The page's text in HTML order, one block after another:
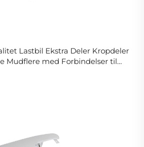
Lastbil Ekstra Deler Kropdeler
Mudflere med Forbindelser til